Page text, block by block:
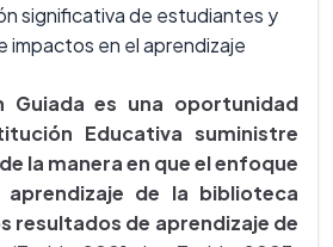
significativa de estudiantes y
impactos en el aprendizaje
Guiada es una oportunidad
Educativa suministre
la manera en que el enfoque
aprendizaje de la biblioteca
resultados de aprendizaje de